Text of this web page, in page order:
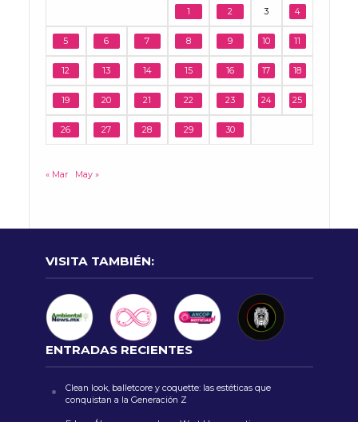
1 2 3 4
5 6 7 8 9 10 11
12 13 14 15 16 17 18
19 20 21 22 23 24 25
26 27 28 29 30
« Mar May »
VISITA TAMBIÉN:
ENTRADAS RECIENTES
Clean look, balletcore y coquette: las estéticas que
conquistan a la Generación Z